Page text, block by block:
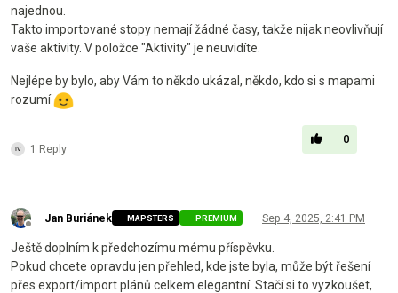
najednou.
Takto importované stopy nemají žádné časy, takže nijak neovlivňují
vaše aktivity. V položce "Aktivity" je neuvidíte.
Nejlépe by bylo, aby Vám to někdo ukázal, někdo, kdo si s mapami
rozumí
1 Reply
0
Offline
Jan Buriánek MAPSTERS PREMIUM Sep 4, 2025, 2:41 PM
Ještě doplním k předchozímu mému příspěvku.
Pokud chcete opravdu jen přehled, kde jste byla, může být řešení
přes export/import plánů celkem elegantní. Stačí si to vyzkoušet,